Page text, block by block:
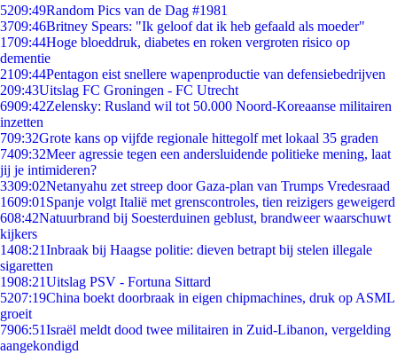
5209:49Random Pics van de Dag #1981
3709:46Britney Spears: "Ik geloof dat ik heb gefaald als moeder"
1709:44Hoge bloeddruk, diabetes en roken vergroten risico op
dementie
2109:44Pentagon eist snellere wapenproductie van defensiebedrijven
209:43Uitslag FC Groningen - FC Utrecht
6909:42Zelensky: Rusland wil tot 50.000 Noord-Koreaanse militairen
inzetten
709:32Grote kans op vijfde regionale hittegolf met lokaal 35 graden
7409:32Meer agressie tegen een andersluidende politieke mening, laat
jij je intimideren?
3309:02Netanyahu zet streep door Gaza-plan van Trumps Vredesraad
1609:01 Spanje volgt Italië met grenscontroles, tien reizigers geweigerd
608:42Natuurbrand bij Soesterduinen geblust, brandweer waarschuwt
kijkers
1408:21Inbraak bij Haagse politie: dieven betrapt bij stelen illegale
sigaretten
1908:21Uitslag PSV - Fortuna Sittard
5207:19China boekt doorbraak in eigen chipmachines, druk op ASML
groeit
7906:51Israël meldt dood twee militairen in Zuid-Libanon, vergelding
aangekondigd